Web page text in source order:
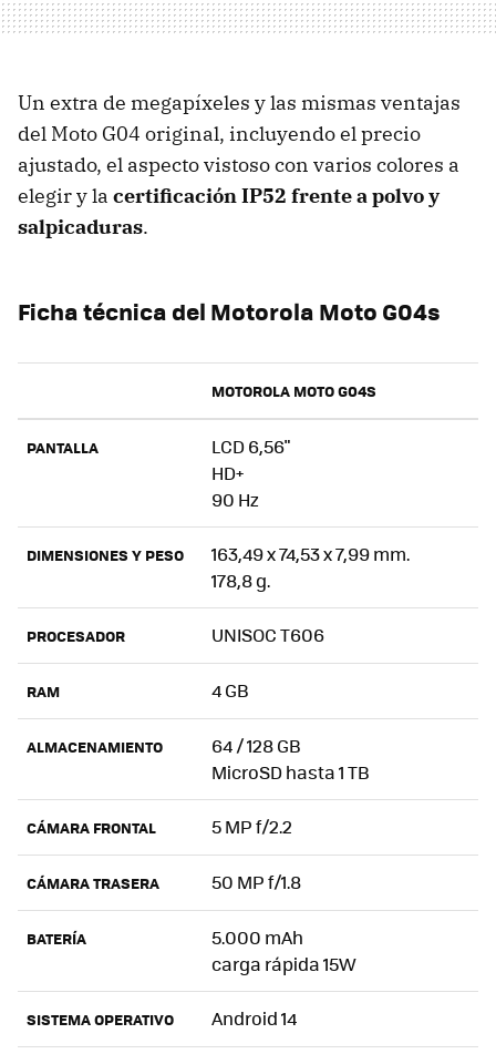
Un extra de megapíxeles y las mismas ventajas
del Moto G04 original, incluyendo el precio
ajustado, el aspecto vistoso con varios colores a
elegir y la certificación IP52 frente a polvo y
salpicaduras.
Ficha técnica del Motorola Moto G04s
MOTOROLA MOTO G04S
PANTALLA
LCD 6,56"
HD+
90 Hz
DIMENSIONES Y PESO
163,49 x 74,53 x 7,99 mm.
178,8 g.
PROCESADOR UNISOC T606
RAM 4 GB
ALMACENAMIENTO
64 / 128 GB
MicroSD hasta 1 TB
CÁMARA FRONTAL 5 MP f/2.2
CÁMARA TRASERA 50 MP f/1.8
BATERÍA
5.000 mAh
carga rápida 15W
SISTEMA OPERATIVO Android 14